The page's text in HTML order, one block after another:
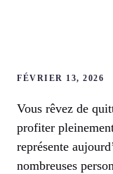
FÉVRIER 13, 2026
Vous rêvez de
profiter
représente
nombreuses